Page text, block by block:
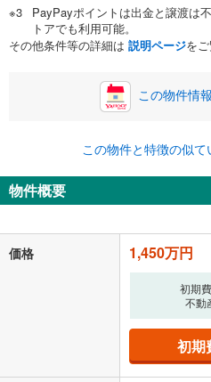
PayPayポイントは出金と譲渡は
トアでも利用可能。
その他条件等の詳細は 説明ページをご
この物件情
この物件と特徴の似
物件概要
価格 1,450万円
初期
不動
初期